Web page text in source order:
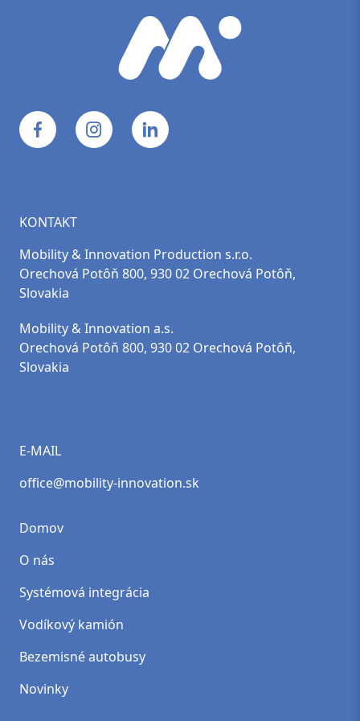
KONTAKT
Mobility & Innovation Production s.r.o.
Orechová Potôň 800, 930 02 Orechová Potôň,
Slovakia
Mobility & Innovation a.s.
Orechová Potôň 800, 930 02 Orechová Potôň,
Slovakia
E-MAIL
office@mobility-innovation.sk
Domov
O nás
Systémová integrácia
Vodíkový kamión
Bezemisné autobusy
Novinky